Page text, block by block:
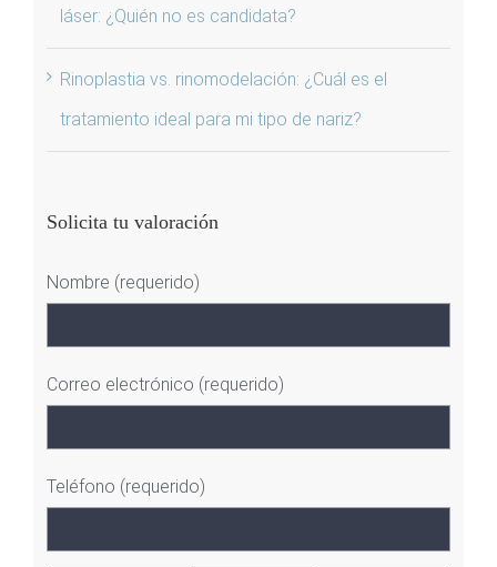
láser: ¿Quién no es candidata?
Rinoplastia vs. rinomodelación: ¿Cuál es el
tratamiento ideal para mi tipo de nariz?
Solicita tu valoración
Nombre (requerido)
Correo electrónico (requerido)
Teléfono (requerido)